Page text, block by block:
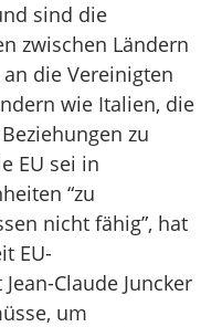
sind die
zwischen Ländern
die Vereinigten
wie Italien, die
zu
EU sei in
“zu
nicht fähig”, hat
EU-
Claude Juncker
um